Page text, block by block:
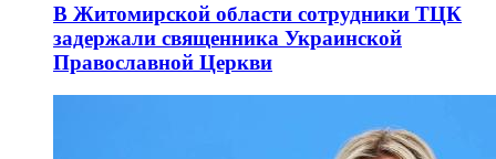
В Житомирской области сотрудники ТЦК
задержали священника Украинской
Православной Церкви